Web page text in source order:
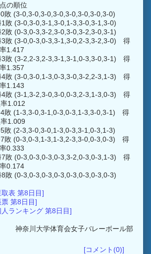
の順位
敗 (3-0,3-0,3-0,3-0,3-0,3-0,3-0,3-0)
(3-0,3-0,3-1,3-0,1-3,3-0,3-1,3-0)
(0-3,0-3,3-2,3-0,3-0,3-2,3-0,3-1)
(3-0,0-3,0-3,3-1,3-0,2-3,3-2,3-0) 得
1.417
3敗 (3-2,2-3,2-3,3-1,3-1,0-3,3-0,3-1) 得
1.357
4敗 (3-0,3-0,1-3,0-3,3-0,3-2,2-3,1-3) 得
1.143
4敗 (3-1,3-2,3-0,3-0,0-3,2-3,1-3,0-3) 得
1.012
4敗 (1-3,3-0,3-1,0-3,0-3,1-3,3-0,3-1) 得
1.009
5敗 (2-3,3-0,3-0,1-3,0-3,3-1,0-3,1-3)
7敗 (0-3,0-3,1-3,1-3,2-3,3-0,0-3,0-3) 得
0.333
7敗 (0-3,0-3,0-3,0-3,3-2,0-3,0-3,1-3) 得
0.174
8敗 (0-3,0-3,0-3,0-3,0-3,0-3,0-3,0-3)
表 第8日目]
第8日目]
ランキング 第8日目]
神奈川大学体育会女子バレーボール部
[コメント(0)]